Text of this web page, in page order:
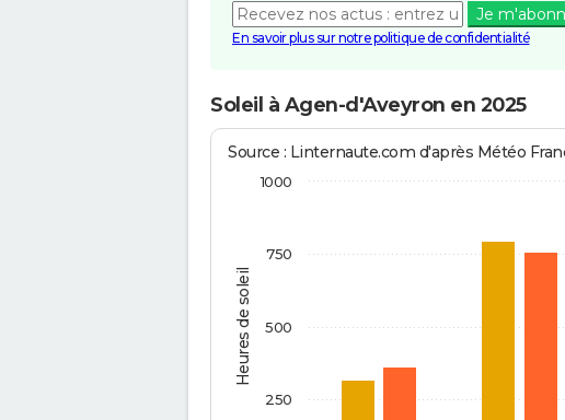
Je
En savoir plus sur notre politique de confidentialité
Soleil à Agen-d'Aveyron en 2025
Heures de soleil
Source : Linternaute.com d'après Météo
250
500
750
1000